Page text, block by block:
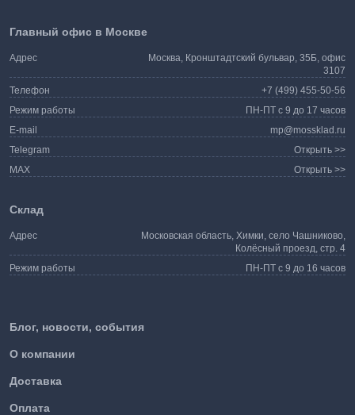
Блог, новости, события
О компании
Доставка
Оплата
Главный офис в Москве
Адрес
Москва, Кронштадтский бульвар, 35Б, офис
3107
Телефон
+7 (499) 455-50-56
Режим работы
ПН-ПТ с 9 до 17 часов
E-mail
mp@mossklad.ru
Telegram
Открыть >>
MAX
Открыть >>
Склад
Адрес
Московская область, Химки, село Чашниково,
Колёсный проезд, стр. 4
Режим работы
ПН-ПТ с 9 до 16 часов